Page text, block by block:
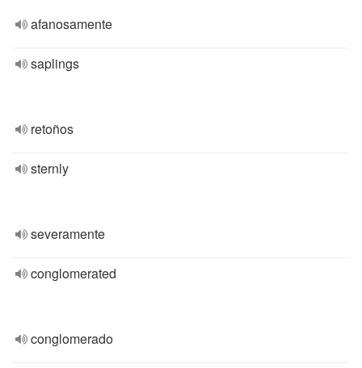
afanosamente
saplings
retoños
sternly
severamente
conglomerated
conglomerado